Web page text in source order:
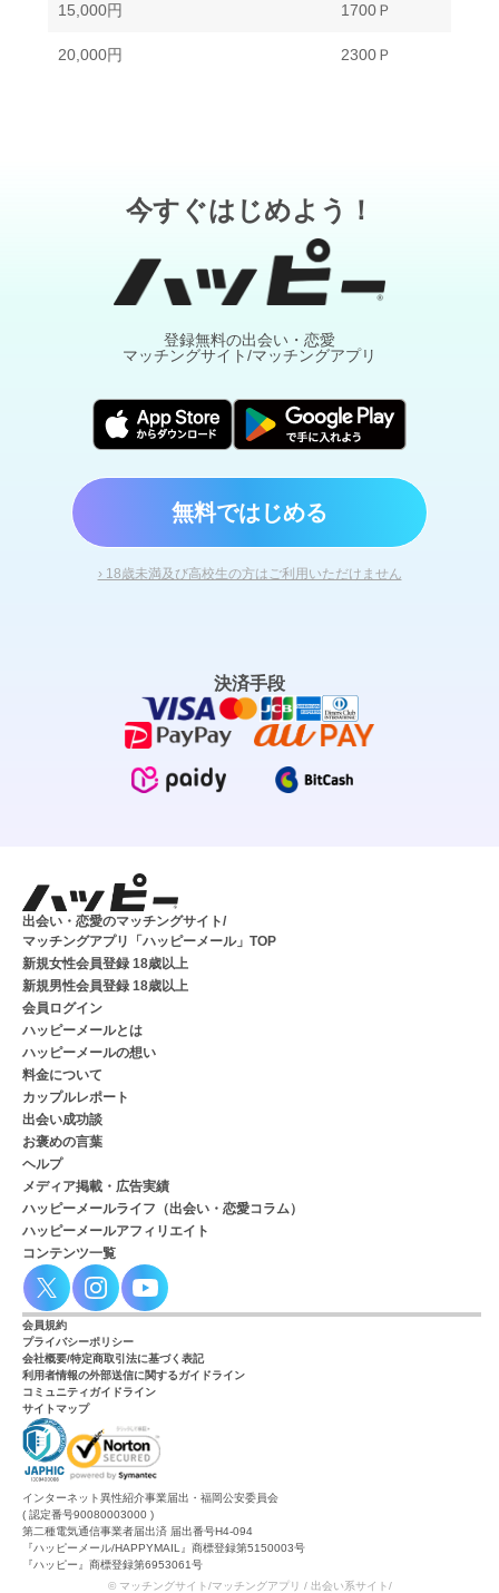
15,000円 1700Ｐ
20,000円 2300Ｐ
今すぐはじめよう！
登録無料の出会い・恋愛
マッチングサイト/マッチングアプリ
無料ではじめる
› 18歳未満及び高校生の方はご利用いただけません
決済手段
出会い・恋愛のマッチングサイト/
マッチングアプリ「ハッピーメール」TOP
新規女性会員登録 18歳以上
新規男性会員登録 18歳以上
会員ログイン
ハッピーメールとは
ハッピーメールの想い
料金について
カップルレポート
出会い成功談
お褒めの言葉
ヘルプ
メディア掲載・広告実績
ハッピーメールライフ（出会い・恋愛コラム）
ハッピーメールアフィリエイト
コンテンツ一覧
会員規約
プライバシーポリシー
会社概要/特定商取引法に基づく表記
利用者情報の外部送信に関するガイドライン
コミュニティガイドライン
サイトマップ
インターネット異性紹介事業届出・福岡公安委員会
( 認定番号90080003000 )
第二種電気通信事業者届出済 届出番号H4-094
『ハッピーメール/HAPPYMAIL』商標登録第5150003号
『ハッピー』商標登録第6953061号
© マッチングサイト/マッチングアプリ / 出会い系サイト/